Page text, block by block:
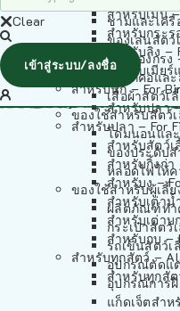
ชามและเครื่
ของเล่นสัตว์
วัสดุรองกรง
ปลอกคอแล
เสื้อผ้าสัตว์เ
ของใช้สำหรับสัตว์
โดมนอนแล
ของประดับ
หลอดไฟให้
ของใช้สำหรับผู้เลี้
ผลิตภัณฑ์ทำ
กระเป๋าสัตว์
รถเข็นสัตว์เ
อุปกรณ์ตัดแ
อุปกรณ์การ
แก็ดเจ็ตสำห
สำหรับเม่น
สำหรับกระร
สำหรับลิง –
สำหรับเมียร์
สำหรับนก – For
สำหรับปลา
สำหรับปลา – For
สำหรับสัตว์
สำหรับกิ้งก่า
สำหรับงู –
สำหรับเต่า
สำหรับเต่าบ
สำหรับกบ –
สำหรับทุกสัตว์ –
สำหรับทุกสั
Clear
เข้าสู่ระบบ/ลงชื่อ